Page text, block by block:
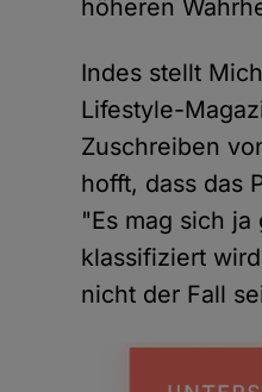
höheren
Indes stellt
Lifestyle-
Zuschreiben
hofft, dass das
"Es mag sich
klassifiziert
nicht der Fall